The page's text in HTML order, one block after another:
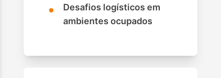
•
Desafios logísticos em
ambientes ocupados